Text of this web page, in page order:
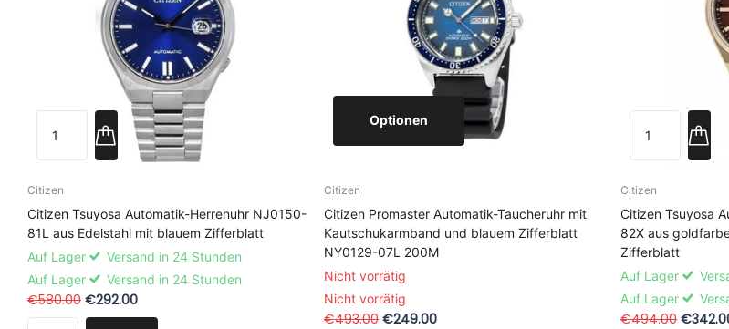
Citizen
Citizen Tsuyosa Automatik-Herrenuhr NJ0150-
81L aus Edelstahl mit blauem Zifferblatt
Auf Lager
Versand in 24 Stunden
Auf Lager
Versand in 24 Stunden
€580.00 €292.00
Optionen
Citizen
Citizen Promaster Automatik-Taucheruhr mit
Kautschukarmband und blauem Zifferblatt
NY0129-07L 200M
Nicht vorrätig
Nicht vorrätig
€493.00 €249.00
Citizen
Citizen Tsuyosa
82X aus
Zifferblatt
Auf Lager
Auf Lager
€494.00